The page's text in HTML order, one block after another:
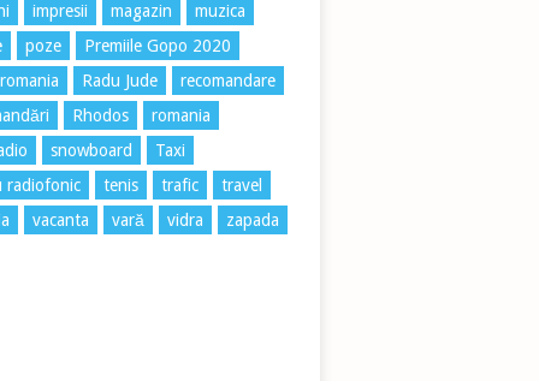
impresii magazin
muzica
poze
Premiile Gopo 2020
Radu Jude
recomandare
Rhodos
romania
snowboard
Taxi
radiofonic
tenis trafic
travel
vacanta vară vidra zapada